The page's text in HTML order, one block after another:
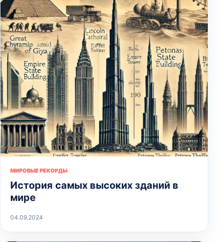
МИРОВЫЕ РЕКОРДЫ
История самых высоких зданий в
мире
04.09.2024